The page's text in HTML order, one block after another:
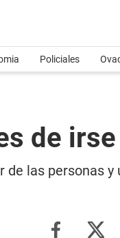
Policiales
de
las personas